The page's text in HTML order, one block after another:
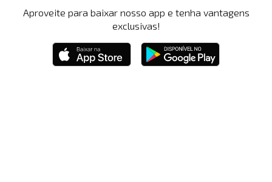
Aproveite para baixar nosso app e tenha vantagens
exclusivas!